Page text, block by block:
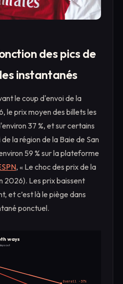
des pics de
instantanés
le coup d'envoi de la
le prix moyen des billets les
37 %, et sur certains
la région de la Baie de San
59 % sur la plateforme
, « Le choc des prix de la
2026). Les prix baissent
et c’est là le piège dans
ponctuel.
ways
out
Overall -37%